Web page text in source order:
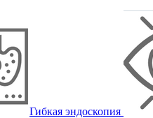
Гибкая эндоскопия